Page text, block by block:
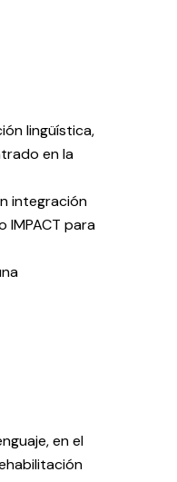
lingüística,
en la
integración
IMPACT para
en el